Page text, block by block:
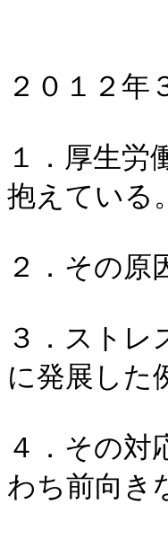
２０１２年
１．厚生労
抱えている。
２．その原
３．ストレ
に発展した
４．その対
わち前向き